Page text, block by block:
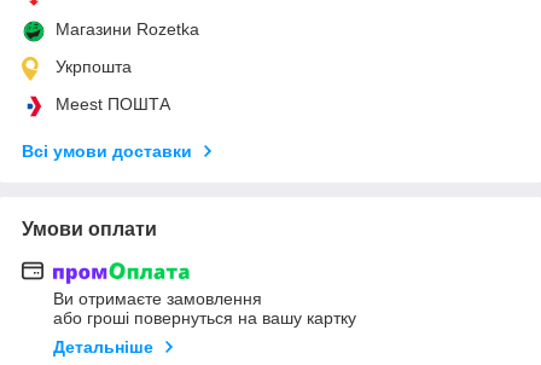
Магазини Rozetka
Укрпошта
Meest ПОШТА
Всі умови доставки
Умови оплати
Ви отримаєте замовлення
або гроші повернуться на вашу картку
Детальніше